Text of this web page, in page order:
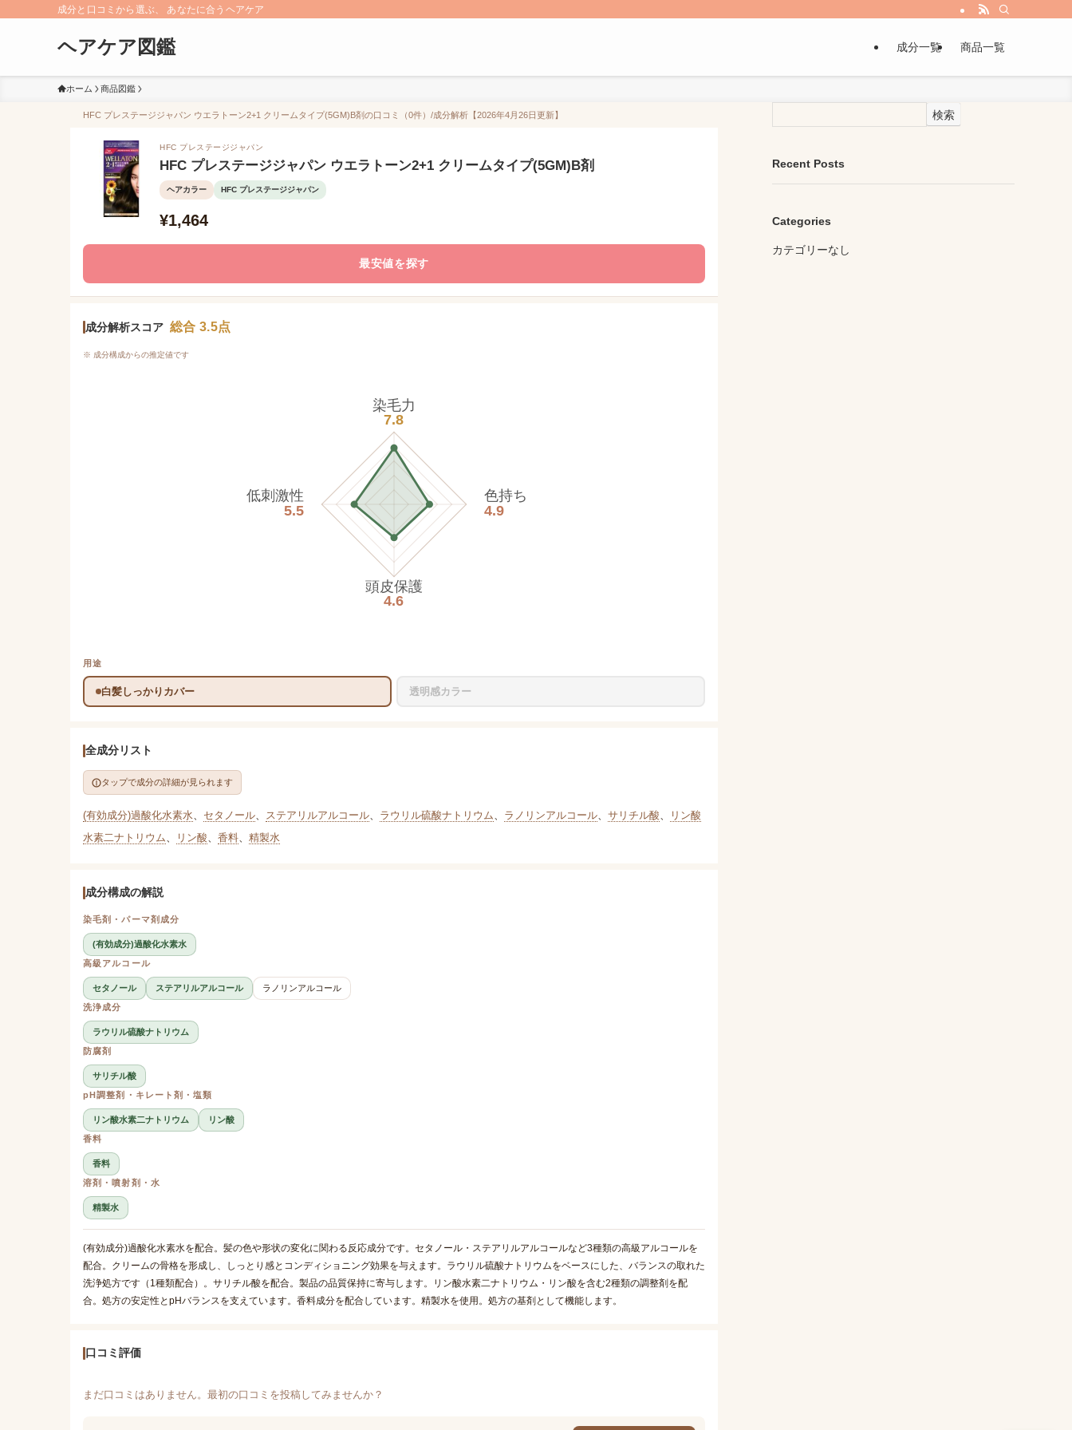
成分と口コミから選ぶ、 あなたに合うヘアケア
ヘアケア図鑑 成分一覧 商品一覧
ホーム 商品図鑑
HFC プレステージジャパン ウエラトーン2+1 クリームタイプ(5GM)B剤の口コミ（0件）/成分解析【2026年4月26日更新】
HFC プレステージジャパン
HFC プレステージジャパン ウエラトーン2+1 クリームタイプ(5GM)B剤
ヘアカラー HFC プレステージジャパン
¥1,464
最安値を探す
成分解析スコア 総合 3.5点
※ 成分構成からの推定値です
染毛力
7.8
色持ち
4.9
頭皮保護
4.6
低刺激性
5.5
用途
白髪しっかりカバー 透明感カラー
全成分リスト
タップで成分の詳細が見られます
(有効成分)過酸化水素水、 セタノール、 ステアリルアルコール、 ラウリル硫酸ナトリウム、 ラノリンアルコール、 サリチル酸、
リン酸
水素二ナトリウム、 リン酸、 香料、 精製水
成分構成の解説
染毛剤・パーマ剤成分
(有効成分)過酸化水素水
高級アルコール
セタノール ステアリルアルコール
ラノリンアルコール
洗浄成分
ラウリル硫酸ナトリウム
防腐剤
サリチル酸
pH調整剤・キレート剤・塩類
リン酸水素二ナトリウム
リン酸
香料
香料
溶剤・噴射剤・水
精製水
(有効成分)過酸化水素水を配合。髪の色や形状の変化に関わる反応成分です。セタノール・ステアリルアルコールなど3種類の高級アルコールを
配合。クリームの骨格を形成し、しっとり感とコンディショニング効果を与えます。ラウリル硫酸ナトリウムをベースにした、バランスの取れた
洗浄処方です（1種類配合）。サリチル酸を配合。製品の品質保持に寄与します。リン酸水素二ナトリウム・リン酸を含む2種類の調整剤を配
合。処方の安定性とpHバランスを支えています。香料成分を配合しています。精製水を使用。処方の基剤として機能します。
口コミ評価
まだ口コミはありません。最初の口コミを投稿してみませんか？
検索
Recent Posts
Categories
カテゴリーなし